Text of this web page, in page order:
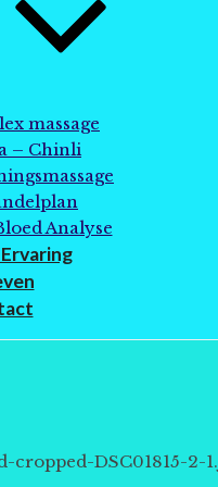
massage
– Chinli
Analyse
DSC01815-2-